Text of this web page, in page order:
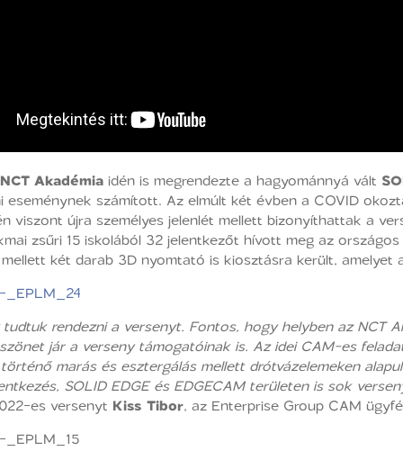
NCTAkadémiaidén is megrendezte a hagyománnyá vált
eseménynek számított. Az elmúlt két évben a COVID
újra személyes jelenlét mellett bizonyíthattak a
zsűri 15 iskolából 32 jelentkezőt hívott meg az
két darab 3D nyomtató is kiosztásra került, amelyet
rendezni a versenyt. Fontos, hogy helyben az NCT
jár a verseny támogatóinak is. Az idei CAM-es
marás és esztergálás mellett drótvázelemeken
SOLID EDGE és EDGECAM területen is sok
es versenyt Kiss Tibor, az Enterprise Group CAM